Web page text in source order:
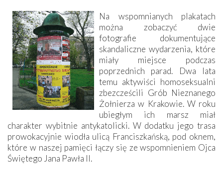
Na wspomnianych plakatach
można zobaczyć dwie
fotografie dokumentujące
skandaliczne wydarzenia, które
miały miejsce podczas
poprzednich parad. Dwa lata
temu aktywiści homoseksualni
zbezcześcili Grób Nieznanego
Żołnierza w Krakowie. W roku
ubiegłym ich marsz miał
charakter wybitnie antykatolicki. W dodatku jego trasa
prowokacyjnie wiodła ulicą Franciszkańską, pod oknem,
które w naszej pamięci łączy się ze wspomnieniem Ojca
Świętego Jana Pawła II.